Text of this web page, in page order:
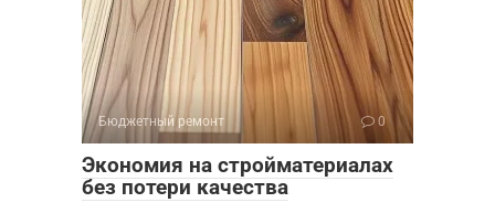
Бюджетный ремонт 0
Экономия на стройматериалах
без потери качества